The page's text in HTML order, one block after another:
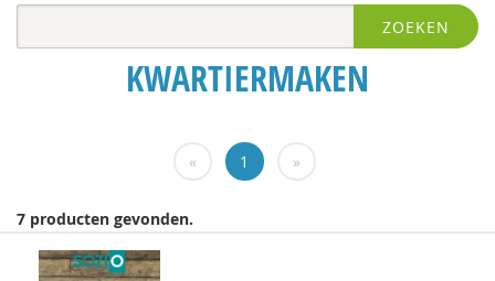
ZOEKEN
KWARTIERMAKEN
« 1 »
7 producten gevonden.